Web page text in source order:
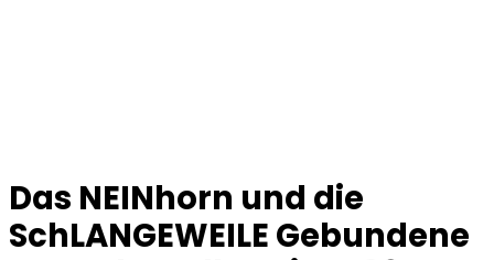
Das NEINhorn und die
SchLANGEWEILE Gebundene